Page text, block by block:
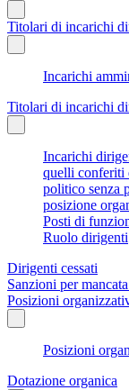
Titolari di incarichi
Incarichi
Titolari di incarichi
Incarichi
quelli conferiti
politico senza
posizione
Posti di
Ruolo dirigenti
Dirigenti cessati
Sanzioni per
Posizioni
Posizioni
Dotazione organica